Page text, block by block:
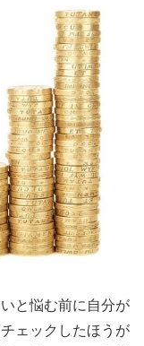
と悩む前に自分が
ェックしたほうが